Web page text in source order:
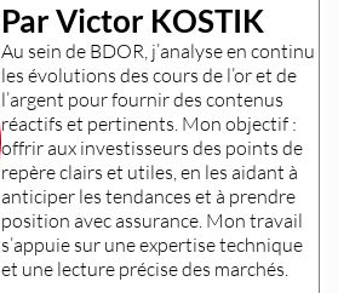
Par Victor KOSTIK
Au sein de BDOR , j’analyse en continu
les évolutions des cours de l’oret de
l’argent pour fournir des contenus
réactifs et pertinents. Mon objectif :
offrir aux investisseurs des points de
repère clairs et utiles, en les aidant à
anticiper les tendances et à prendre
position avec assurance. Mon travail
s’appuie sur uneexpertise technique
et une lecture précise des marchés.